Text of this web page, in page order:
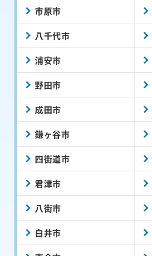
市原市
八千代市
浦安市
野田市
成田市
鎌ヶ谷市
四街道市
君津市
八街市
白井市